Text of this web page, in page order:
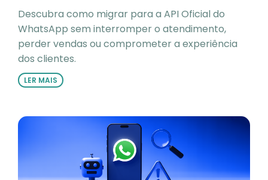
Descubra como migrar para a API Oficial do
WhatsApp sem interromper o atendimento,
perder vendas ou comprometer a experiência
dos clientes.
LER MAIS